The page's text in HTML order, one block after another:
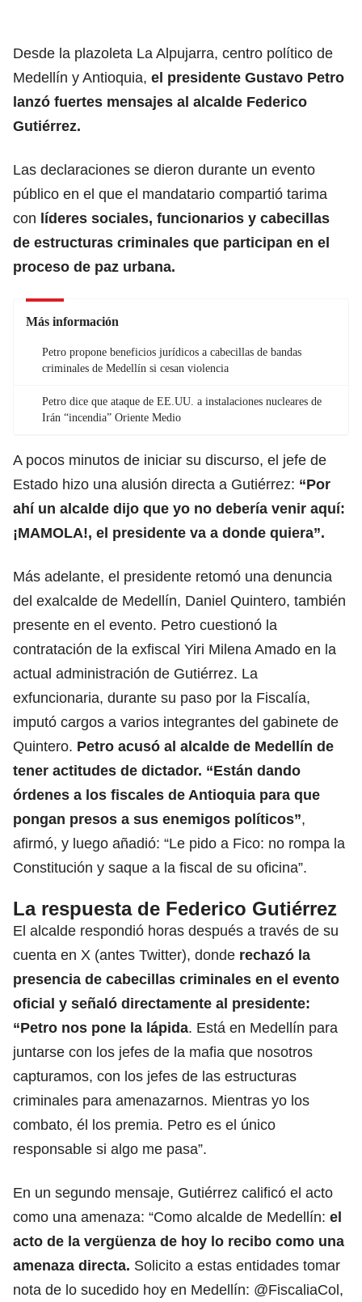
Desde la plazoleta La Alpujarra, centro político de
Medellín y Antioquia, el presidente Gustavo Petro
lanzó fuertes mensajes al alcalde Federico
Gutiérrez.
Las declaraciones se dieron durante un evento
público en el que el mandatario compartió tarima
con líderes sociales, funcionarios y cabecillas
de estructuras criminales que participan en el
proceso de paz urbana.
Más información
Petro propone beneficios jurídicos a cabecillas de bandas
criminales de Medellín si cesan violencia
Petro dice que ataque de EE.UU. a instalaciones nucleares de
Irán “incendia” Oriente Medio
A pocos minutos de iniciar su discurso, el jefe de
Estado hizo una alusión directa a Gutiérrez: “Por
ahí un alcalde dijo que yo no debería venir aquí:
¡MAMOLA!, el presidente va a donde quiera”.
Más adelante, el presidente retomó una denuncia
del exalcalde de Medellín, Daniel Quintero, también
presente en el evento. Petro cuestionó la
contratación de la exfiscal Yiri Milena Amado en la
actual administración de Gutiérrez. La
exfuncionaria, durante su paso por la Fiscalía,
imputó cargos a varios integrantes del gabinete de
Quintero. Petro acusó al alcalde de Medellín de
tener actitudes de dictador. “Están dando
órdenes a los fiscales de Antioquia para que
pongan presos a sus enemigos políticos”,
afirmó, y luego añadió: “Le pido a Fico: no rompa la
Constitución y saque a la fiscal de su oficina”.
La respuesta de Federico Gutiérrez
El alcalde respondió horas después a través de su
cuenta en X (antes Twitter), donde rechazó la
presencia de cabecillas criminales en el evento
oficial y señaló directamente al presidente:
“Petro nos pone la lápida. Está en Medellín para
juntarse con los jefes de la mafia que nosotros
capturamos, con los jefes de las estructuras
criminales para amenazarnos. Mientras yo los
combato, él los premia. Petro es el único
responsable si algo me pasa”.
En un segundo mensaje, Gutiérrez calificó el acto
como una amenaza: “Como alcalde de Medellín: el
acto de la vergüenza de hoy lo recibo como una
amenaza directa. Solicito a estas entidades tomar
nota de lo sucedido hoy en Medellín: @FiscaliaCol,